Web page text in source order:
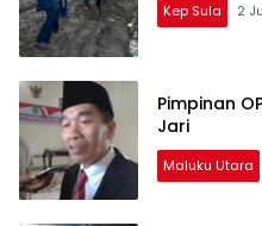
Kep Sula 2
Pimpinan
Jari
Maluku Utara